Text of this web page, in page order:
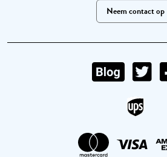
Neem contact op